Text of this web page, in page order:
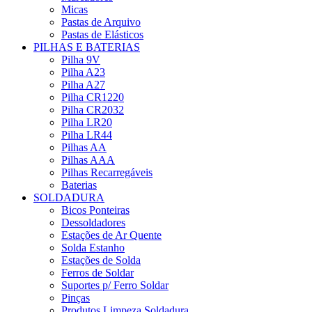
Micas
Pastas de Arquivo
Pastas de Elásticos
PILHAS E BATERIAS
Pilha 9V
Pilha A23
Pilha A27
Pilha CR1220
Pilha CR2032
Pilha LR20
Pilha LR44
Pilhas AA
Pilhas AAA
Pilhas Recarregáveis
Baterias
SOLDADURA
Bicos Ponteiras
Dessoldadores
Estações de Ar Quente
Solda Estanho
Estações de Solda
Ferros de Soldar
Suportes p/ Ferro Soldar
Pinças